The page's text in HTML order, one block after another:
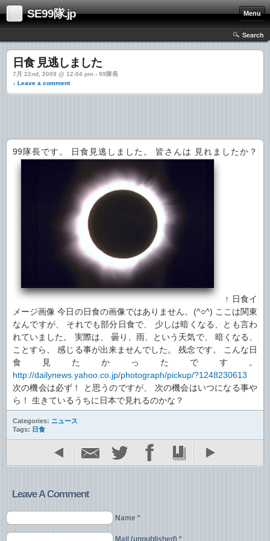
SE99隊.jp Menu
Search
日食 見逃しました
7月 22nd, 2009 @ 12:04 pm › 99隊長
↓ Leave a comment
99隊長です。 日食見逃しました。 皆さんは 見れましたか？
↑ 日食イ
メージ画像 今日の日食の画像ではありません。(^○^) ここは関東
なんですが、 それでも部分日食で、 少しは暗くなる、とも言わ
れていました。 実際は、 曇り、雨、という天気で、 暗くなる、
ことすら、 感じる事が出来ませんでした。 残念です。 こんな日
食見たかったです。
http://dailynews.yahoo.co.jp/photograph/pickup/?1248230613
次の機会は必ず！ と思うのですが、 次の機会はいつになる事や
ら！ 生きているうちに日本で見れるのかな？
Categories: ニュース
Tags: 日食
Leave A Comment
Name *
Mail (unpublished) *